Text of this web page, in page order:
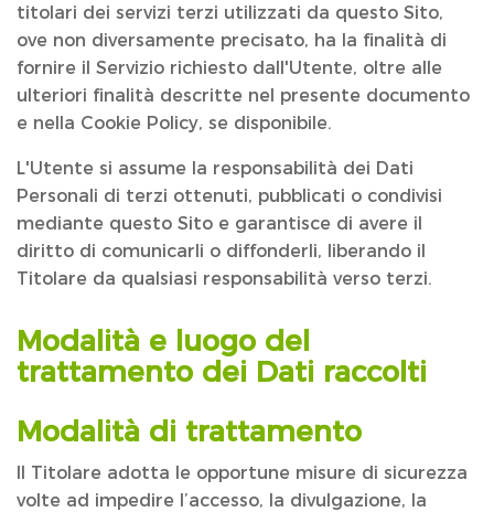
titolari dei servizi terzi utilizzati da questo Sito,
ove non diversamente precisato, ha la finalità di
fornire il Servizio richiesto dall'Utente, oltre alle
ulteriori finalità descritte nel presente documento
e nella Cookie Policy, se disponibile.
L'Utente si assume la responsabilità dei Dati
Personali di terzi ottenuti, pubblicati o condivisi
mediante questo Sito e garantisce di avere il
diritto di comunicarli o diffonderli, liberando il
Titolare da qualsiasi responsabilità verso terzi.
Modalità e luogo del
trattamento dei Dati raccolti
Modalità di trattamento
Il Titolare adotta le opportune misure di sicurezza
volte ad impedire l’accesso, la divulgazione, la